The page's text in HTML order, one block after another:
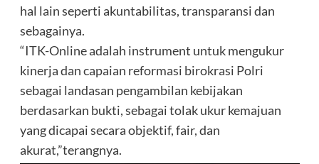
hal lain seperti akuntabilitas, transparansi dan
sebagainya.
“ITK-Online adalah instrument untuk mengukur
kinerja dan capaian reformasi birokrasi Polri
sebagai landasan pengambilan kebijakan
berdasarkan bukti, sebagai tolak ukur kemajuan
yang dicapai secara objektif, fair, dan
akurat,”terangnya.